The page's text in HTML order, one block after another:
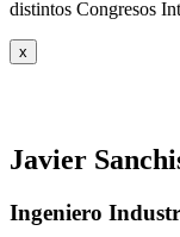
distintos Congresos
x
Javier
Ingeniero